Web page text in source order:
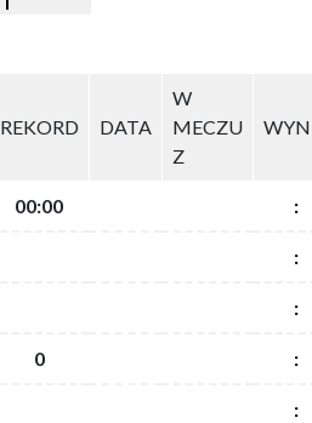
REKORD DATA
W
MECZU
Z
00:00 :
:
:
0 :
:
REKORD DATA
W
MECZU
Z
00:00 :
:
:
0 :
: